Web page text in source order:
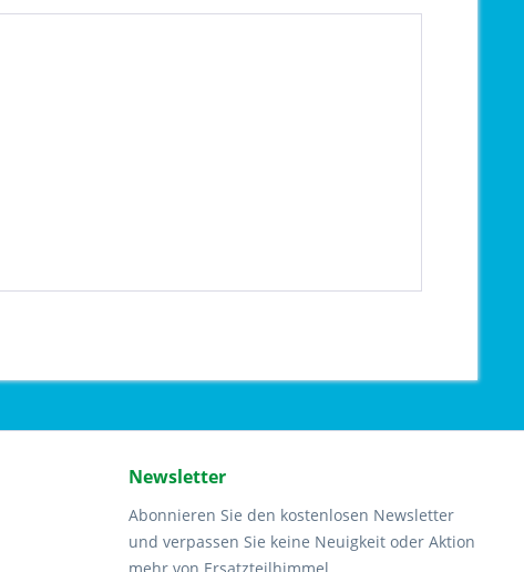
Newsletter
Abonnieren Sie den kostenlosen Newsletter
und verpassen Sie keine Neuigkeit oder Aktion